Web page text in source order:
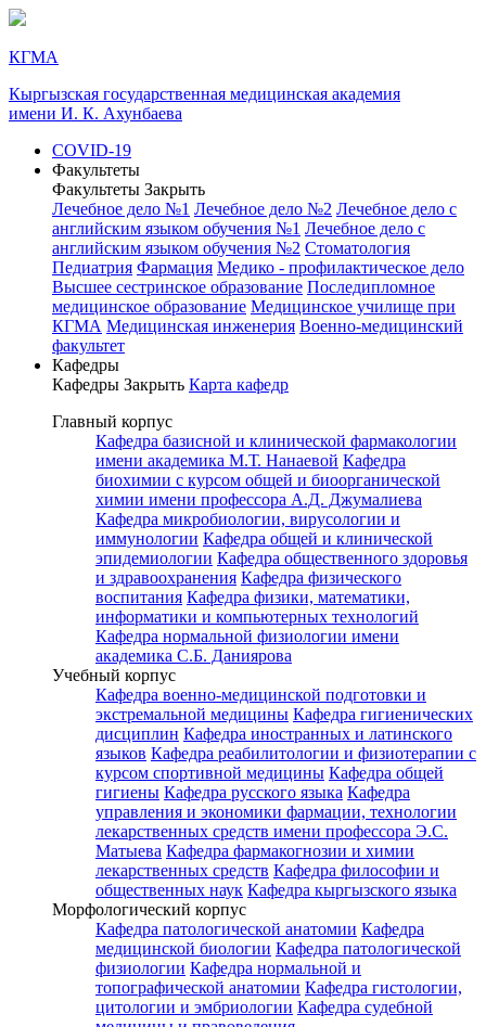
КГМА
Кыргызская государственная медицинская академия
имени И. К. Ахунбаева
COVID-19
Факультеты
Факультеты Закрыть
Лечебное дело №1 Лечебное дело №2 Лечебное дело с
английским языком обучения №1 Лечебное дело с
английским языком обучения №2 Стоматология
Педиатрия Фармация Медико - профилактическое дело
Высшее сестринское образование Последипломное
медицинское образование Медицинское училище при
КГМА Медицинская инженерия Военно-медицинский
факультет
Кафедры
Кафедры Закрыть Карта кафедр
Главный корпус
Кафедра базисной и клинической фармакологии
имени академика М.Т. Нанаевой Кафедра
биохимии с курсом общей и биоорганической
химии имени профессора А.Д. Джумалиева
Кафедра микробиологии, вирусологии и
иммунологии Кафедра общей и клинической
эпидемиологии Кафедра общественного здоровья
и здравоохранения Кафедра физического
воспитания Кафедра физики, математики,
информатики и компьютерных технологий
Кафедра нормальной физиологии имени
академика С.Б. Даниярова
Учебный корпус
Кафедра военно-медицинской подготовки и
экстремальной медицины Кафедра гигиенических
дисциплин Кафедра иностранных и латинского
языков Кафедра реабилитологии и физиотерапии с
курсом спортивной медицины Кафедра общей
гигиены Кафедра русского языка Кафедра
управления и экономики фармации, технологии
лекарственных средств имени профессора Э.С.
Матыева Кафедра фармакогнозии и химии
лекарственных средств Кафедра философии и
общественных наук Кафедра кыргызского языка
Морфологический корпус
Кафедра патологической анатомии Кафедра
медицинской биологии Кафедра патологической
физиологии Кафедра нормальной и
топографической анатомии Кафедра гистологии,
цитологии и эмбриологии Кафедра судебной